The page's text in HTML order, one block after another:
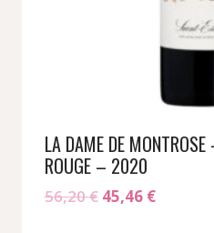
LA DAME DE
ROUGE – 2020
56,20€ Le
45,46 €Le